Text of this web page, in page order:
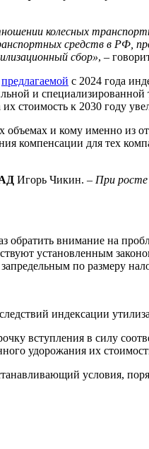
колесных
средств в РФ,
сбор», –
предлагаемой с 2024 года
и
стоимость к 2030 году
объемах и кому именно из
компенсации для тех
Игорь Чикин. – При росте
обратить внимание на
установленным
по размеру
индексации
вступления в силу
удорожания их
условия,